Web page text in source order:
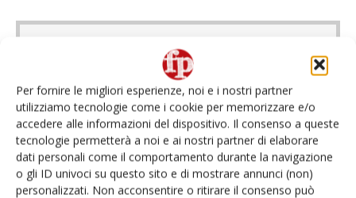
Per fornire le migliori esperienze, noi e i nostri partner
utilizziamo tecnologie come i cookie per memorizzare e/o
accedere alle informazioni del dispositivo. Il consenso a queste
tecnologie permetterà a noi e ai nostri partner di elaborare
dati personali come il comportamento durante la navigazione
o gli ID univoci su questo sito e di mostrare annunci (non)
personalizzati. Non acconsentire o ritirare il consenso può
Se questo articolo ti è piaciuto e vuoi rimanere
iscriviti alla newsletter
gratuita.
TAGS anteprime fruit logistica
La Grande Bellezza Italiana
ortofrutta
premium